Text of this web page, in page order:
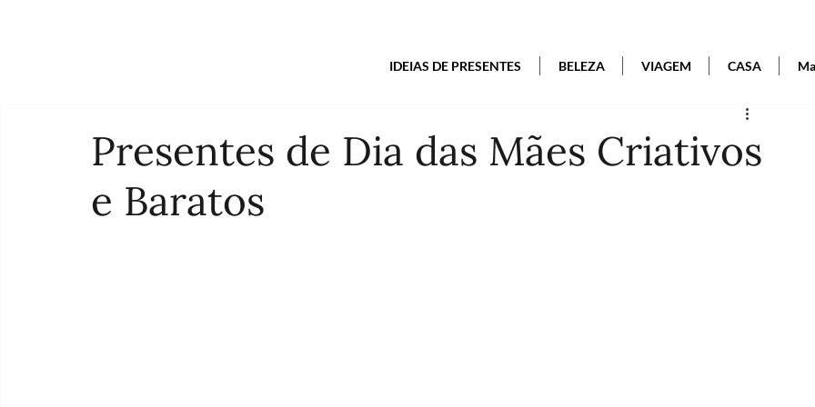
IDEIAS DE PRESENTES BELEZA VIAGEM CASA
Presentes de Dia das Mães Criativos
e Baratos